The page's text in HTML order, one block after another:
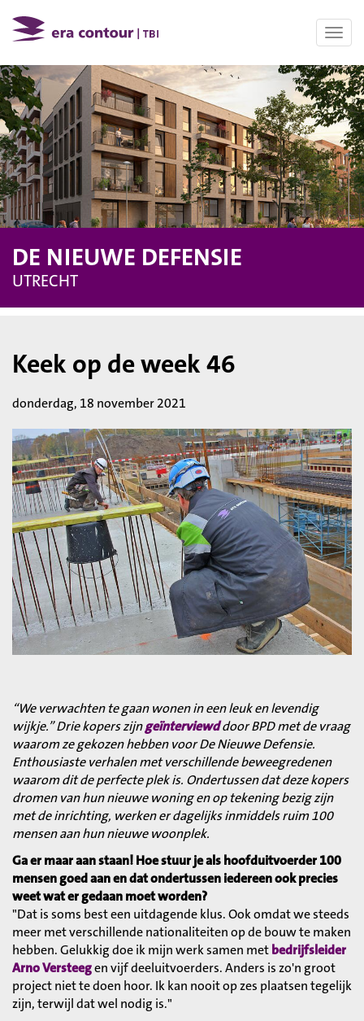
DE NIEUWE DEFENSIE
UTRECHT
Keek op de week 46
donderdag, 18 november 2021
“We verwachten te gaan wonen in een leuk en levendig
wijkje.” Drie kopers zijngeïnterviewddoor BPD met de vraag
waarom ze gekozen hebben voor De Nieuwe Defensie.
Enthousiaste verhalen met verschillende beweegredenen
waarom dit de perfecte plek is. Ondertussen dat deze kopers
dromen van hun nieuwe woning en op tekening bezig zijn
met de inrichting, werken er dagelijks inmiddels ruim 100
mensen aan hun nieuwe woonplek.
Ga er maar aan staan! Hoe stuur je als hoofduitvoerder 100
mensen goed aan en dat ondertussen iedereen ook precies
weet wat er gedaan moet worden?
"Dat is soms best een uitdagende klus. Ook omdat we steeds
meer met verschillende nationaliteiten op de bouw te maken
hebben. Gelukkig doe ik mijn werk samen metbedrijfsleider
Arno Versteegen vijf deeluitvoerders. Anders is zo'n groot
project niet te doen hoor. Ik kan nooit op zes plaatsen tegelijk
zijn, terwijl dat wel nodig is."